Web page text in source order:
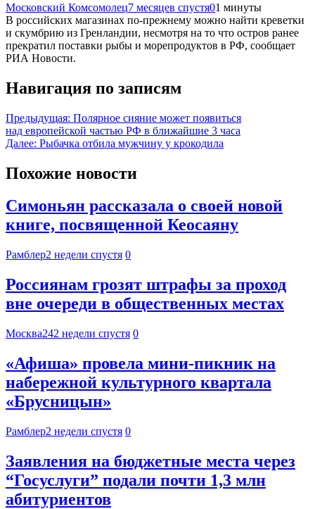
Московский Комсомолец7 месяцев спустя01 минуты
В российских магазинах по-прежнему можно найти креветки
и скумбрию из Гренландии, несмотря на то что остров ранее
прекратил поставки рыбы и морепродуктов в РФ, сообщает
РИА Новости.
Навигация по записям
Предыдущая: Полярное сияние может появиться
над европейской частью РФ в ближайшие 3 часа
Далее: Рыбачка отбила мужчину у крокодила
Похожие новости
Симоньян рассказала о своей новой
книге, посвященной Кеосаяну
Рамблер2 недели спустя 0
Россиянам грозят штрафы за проход
вне очереди в общественных местах
Москва242 недели спустя 0
«Афиша» провела мини-пикник на
набережной культурного квартала
«Брусницын»
Рамблер2 недели спустя 0
Заявления на бюджетные места через
“Госуслуги” подали почти 1,3 млн
абитуриентов